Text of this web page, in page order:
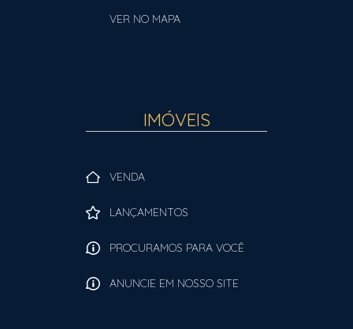
VER NO MAPA
IMÓVEIS
VENDA
LANÇAMENTOS
PROCURAMOS PARA VOCÊ
ANUNCIE EM NOSSO SITE